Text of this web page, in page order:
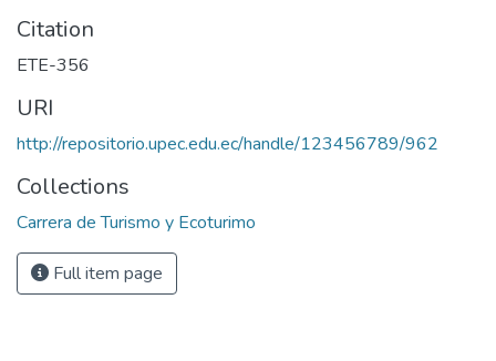
Citation
ETE-356
URI
http://repositorio.upec.edu.ec/handle/123456789/962
Collections
Carrera de Turismo y Ecoturimo
Full item page